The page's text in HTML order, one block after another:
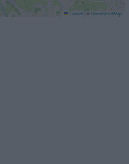
Leaflet OpenStreetMap